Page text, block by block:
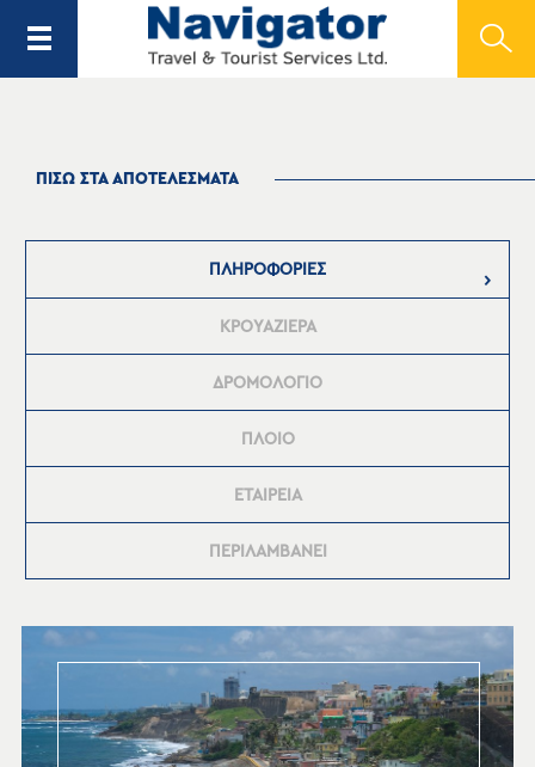
ΠΙΣΩ ΣΤΑ ΑΠΟΤΕΛΕΣΜΑΤΑ
ΠΛΗΡΟΦΟΡΙΕΣ
ΚΡΟΥΑΖΙΕΡΑ
ΔΡΟΜΟΛΟΓΙΟ
ΠΛΟΙΟ
ΕΤΑΙΡΕΙΑ
ΠΕΡΙΛΑΜΒΑΝΕΙ